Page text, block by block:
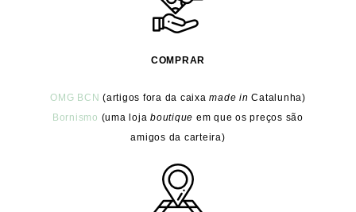
COMPRAR
OMG BCN (artigos fora da caixamade in Catalunha)
Bornismo (uma lojaboutique em que os preços são
amigos da carteira)